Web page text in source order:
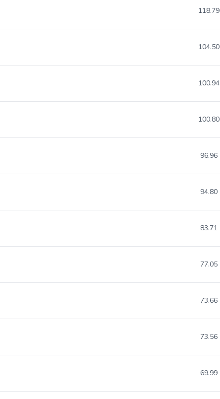
118.79
104.50
100.94
100.80
96.96
94.80
83.71
77.05
73.66
73.56
69.99